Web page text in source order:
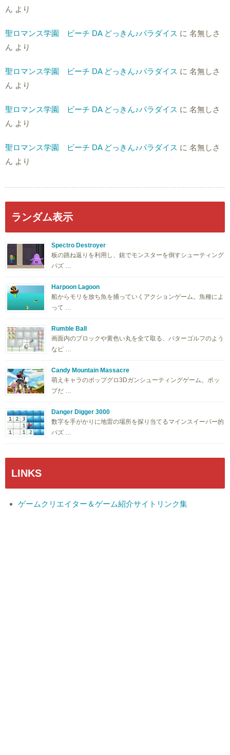
ん より
聖ロマンス学園 ビーチ DA どっきん♪パラダイス に 名無しさ
ん より
聖ロマンス学園 ビーチ DA どっきん♪パラダイス に 名無しさ
ん より
聖ロマンス学園 ビーチ DA どっきん♪パラダイス に 名無しさ
ん より
聖ロマンス学園 ビーチ DA どっきん♪パラダイス に 名無しさ
ん より
ランダム表示
Spectro Destroyer
板の跳ね返りを利用し、銃でモンスターを倒すシューティング
パズ …
Harpoon Lagoon
船からモリを放ち魚を捕っていくアクションゲーム。魚種によ
って …
Rumble Ball
画面内のブロックや黄色い丸を全て取る、パターゴルフのよう
なピ …
Candy Mountain Massacre
萌えキャラのポップグロ3Dガンシューティングゲーム。ポッ
プだ …
Danger Digger 3000
数字を手がかりに地雷の場所を探り当てるマインスイーパー的
パズ …
LINKS
ゲームクリエイター＆ゲーム紹介サイトリンク集